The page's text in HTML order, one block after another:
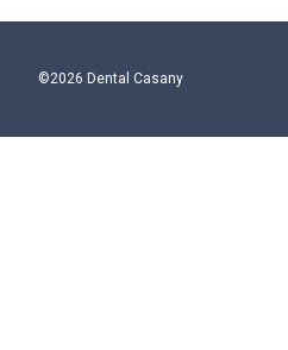
©2026 Dental Casany